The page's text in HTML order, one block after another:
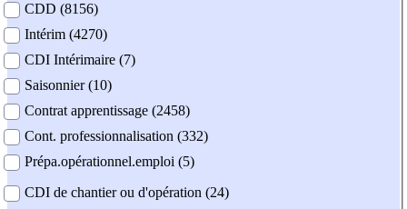
CDD (8156)
Intérim (4270)
CDI Intérimaire (7)
Saisonnier (10)
Contrat apprentissage (2458)
Cont. professionnalisation (332)
Prépa.opérationnel.emploi (5)
CDI de chantier ou d'opération (24)